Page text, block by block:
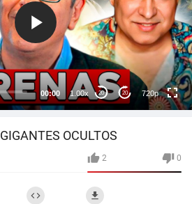
00:00 1.00x 20 20 720p
720p
480p
240p
auto
OCULTOS
2 0